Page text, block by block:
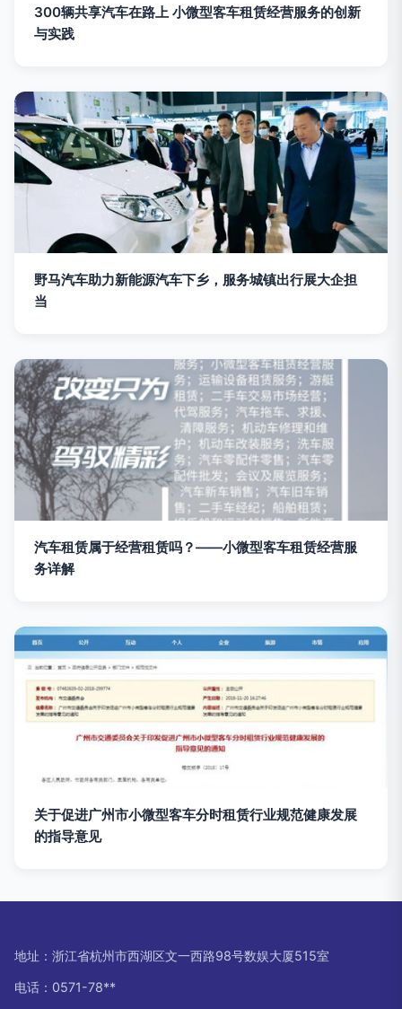
300辆共享汽车在路上 小微型客车租赁经营服务的创新
与实践
野马汽车助力新能源汽车下乡，服务城镇出行展大企担
当
汽车租赁属于经营租赁吗？——小微型客车租赁经营服
务详解
关于促进广州市小微型客车分时租赁行业规范健康发展
的指导意见
地址：浙江省杭州市西湖区文一西路98号数娱大厦515室
电话：0571-78**